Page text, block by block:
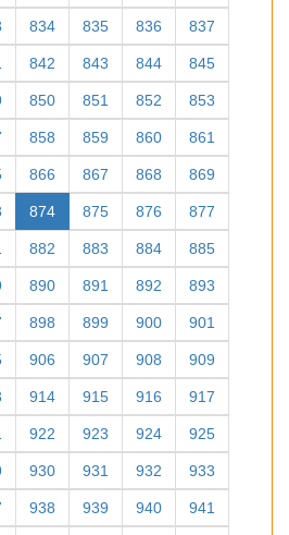
834 835 836 837
842 843 844 845
850 851 852 853
858 859 860 861
866 867 868 869
874 875 876 877
882 883 884 885
890 891 892 893
898 899 900 901
906 907 908 909
914 915 916 917
922 923 924 925
930 931 932 933
938 939 940 941